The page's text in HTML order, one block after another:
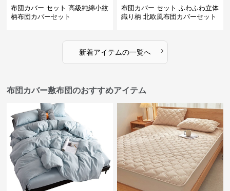
布団カバー セット 高級純綿小紋
柄布団カバーセット
布団カバー セット ふわふわ立体
織り柄 北欧風布団カバーセット
新着アイテムの一覧へ ›
布団カバー敷布団のおすすめアイテム